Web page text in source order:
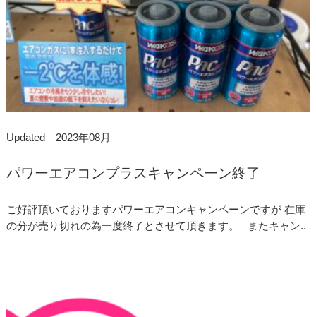
Updated 2023年08月
パワーエアコンプラスキャンペーン終了
ご好評頂いておりますパワーエアコンキャンペーンですが 在庫
の分が売り切れの為一度終了とさせて頂きます。 またキャン..